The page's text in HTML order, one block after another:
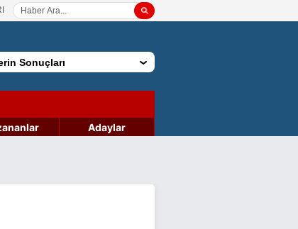
Sonuçları
Adaylar